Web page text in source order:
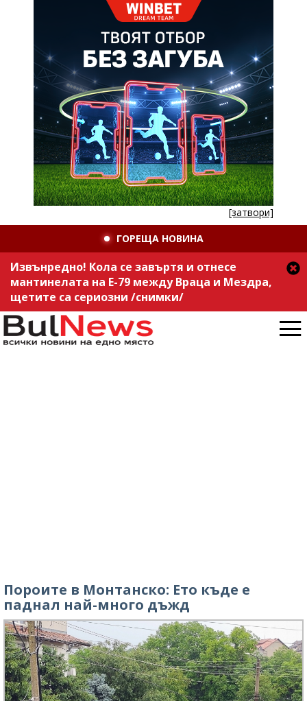
[затвори]
ГОРЕЩА НОВИНА
Извънредно! Кола се завъртя и отнесе
мантинелата на Е-79 между Враца и Мездра,
щетите са сериозни /снимки/
Пороите в Монтанско: Ето къде е
паднал най-много дъжд